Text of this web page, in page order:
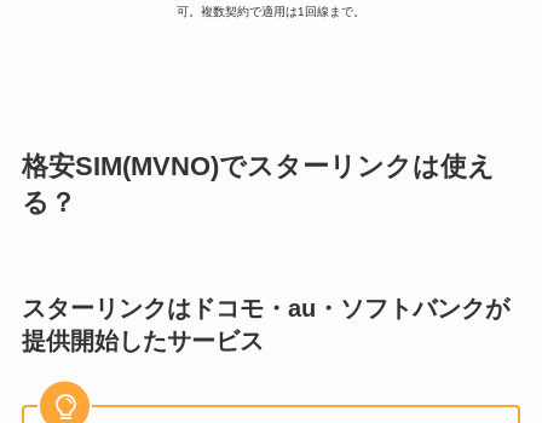
可。複数契約で適用は1回線まで。
格安SIM(MVNO)でスターリンクは使え
る？
スターリンクはドコモ・au・ソフトバンクが
提供開始したサービス